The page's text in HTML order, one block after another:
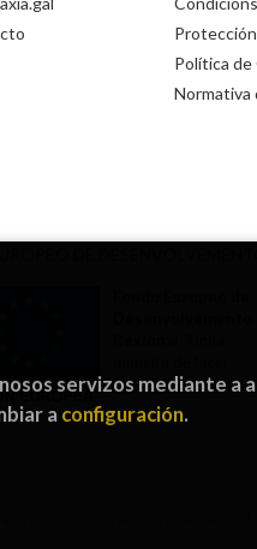
Política de
Normativa
Europa”
servizos mediante a
a configuración.